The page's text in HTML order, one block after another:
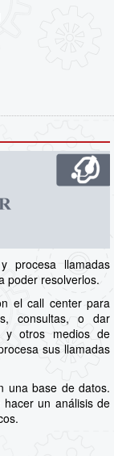
procesa llamadas
poder resolverlos.
el call center para
consultas, o dar
y otros medios de
sus llamadas
una base de datos.
un análisis de